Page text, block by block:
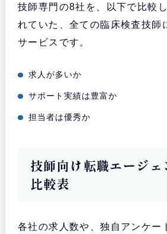
技師専門の8社を、以下で比較
れていた、全ての臨床検査技師
サービスです。
求人が多いか
サポート実績は豊富か
担当者は優秀か
技師向け転職エージ
比較表
各社の求人数や、独自アンケー